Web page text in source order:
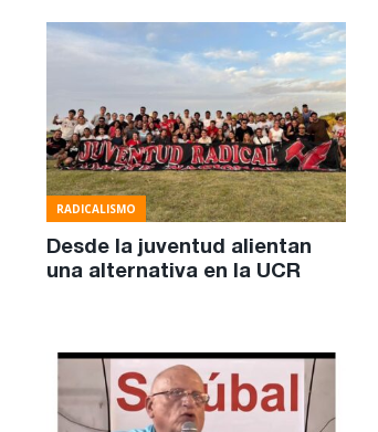
RADICALISMO
Desde la juventud alientan
una alternativa en la UCR